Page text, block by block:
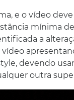
e o vídeo
mínima
a
devendo
outra